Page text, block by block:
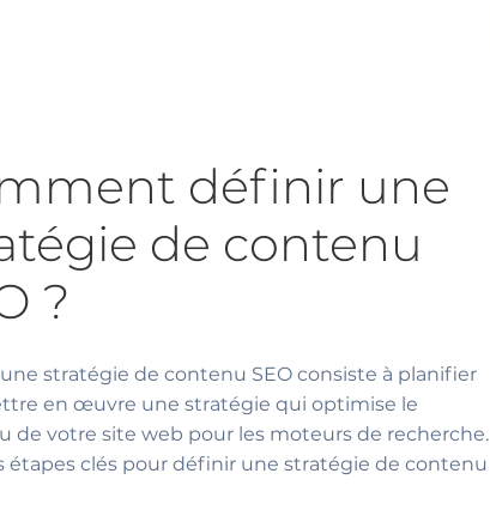
définir une
de contenu
?
stratégie de contenu SEO consiste à planifier
en œuvre une stratégie qui optimise le
de votre site web pour les moteurs de recherche.
étapes clés pour définir une stratégie de contenu